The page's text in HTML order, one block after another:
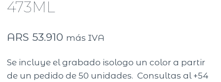
473ML
ARS 53.910 más IVA
Se incluye el grabado isologo un color a partir
de un pedido de 50 unidades. Consultas al +54